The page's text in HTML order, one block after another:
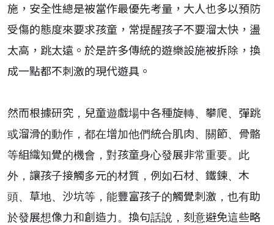
施，安全性總是被當作最優先考量，大人也多以預防
受傷的態度來要求孩童，常提醒孩子不要溜太快，盪
太高，跳太遠。於是許多傳統的遊樂設施被拆除，換
成一點都不刺激的現代遊具。
然而根據研究，兒童遊戲場中各種旋轉、攀爬、彈跳
或溜滑的動作，都在增加他們統合肌肉、關節、骨骼
等組織知覺的機會，對孩童身心發展非常重要。此
外，讓孩子接觸多元的材質，例如石材、鐵鍊、木
頭、草地、沙坑等，能豐富孩子的觸覺刺激，也有助
於發展想像力和創造力。換句話說，刻意避免這些略